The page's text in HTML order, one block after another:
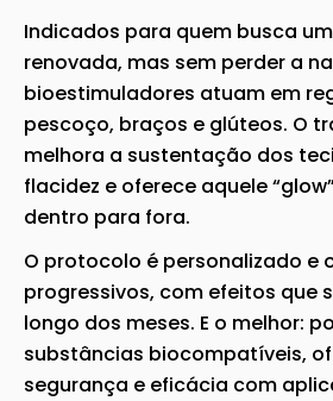
Indicados para quem busca
renovada, mas sem perder a
bioestimuladores atuam em
pescoço, braços e glúteos. O
melhora a sustentação dos
flacidez e oferece aquele
dentro para fora.
O protocolo é personalizado e
progressivos, com efeitos que
longo dos meses. E o melhor:
substâncias biocompatíveis,
segurança e eficácia com